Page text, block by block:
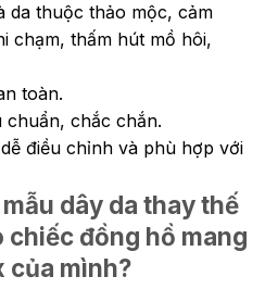
da thuộc thảo mộc, cảm
chạm, thấm hút mồ hôi,
toàn.
chắc chắn.
điều chỉnh và phù hợp với
dây da thay thế
đồng hồ mang
của mình?